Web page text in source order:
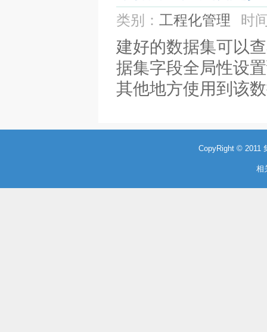
类别： 工程化管理 时
建好的数据集可以
据集字段全局性设
其他地方使用到该
CopyRight © 2011
相